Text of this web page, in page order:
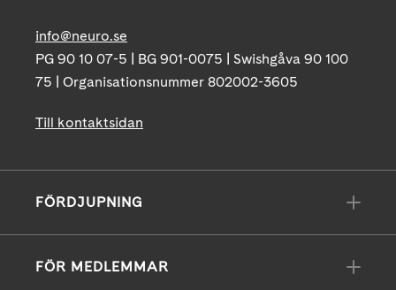
info@neuro.se
PG 90 10 07-5 | BG 901-0075 | Swishgåva 90 100
75 | Organisationsnummer 802002-3605
Till kontaktsidan
FÖRDJUPNING
FÖR MEDLEMMAR